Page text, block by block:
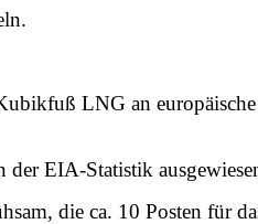
LNG an
EIA-Statistik
die ca. 10 Posten für